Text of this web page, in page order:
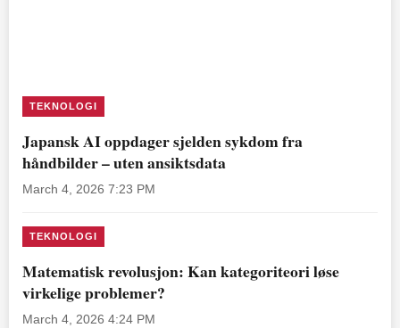
TEKNOLOGI
Japansk AI oppdager sjelden sykdom fra
håndbilder – uten ansiktsdata
March 4, 2026 7:23 PM
TEKNOLOGI
Matematisk revolusjon: Kan kategoriteori løse
virkelige problemer?
March 4, 2026 4:24 PM